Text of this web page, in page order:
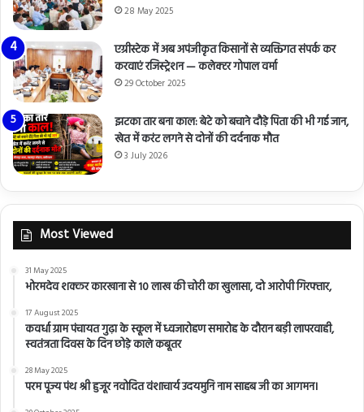
28 May 2025
एग्रीस्टेक में अब अपंजीकृत किसानों से व्यक्तिगत संपर्क कर
करवाएं रजिस्ट्रेशन — कलेक्टर गोपाल वर्मा
29 October 2025
झटका तार बना काल: बेटे को बचाने दौड़े पिता की भी गई जान,
खेत में करंट लगने से दोनों की दर्दनाक मौत
3 July 2026
Most Viewed
31 May 2025
भोरमदेव शक्कर कारखाना से 10 लाख की चोरी का खुलासा, दो आरोपी गिरफ्तार,
17 August 2025
कवर्धा ग्राम पंचायत गुढ़ा के स्कूल में ध्वजारोहण समारोह के दौरान बड़ी लापरवाही,
स्वतंत्रता दिवस के दिन छोड़े काले कबूतर
28 May 2025
परम पूज्य पंथ श्री हुजूर नवोदित वंशाचार्य उदयमुनि नाम साहब जी का आगमन।